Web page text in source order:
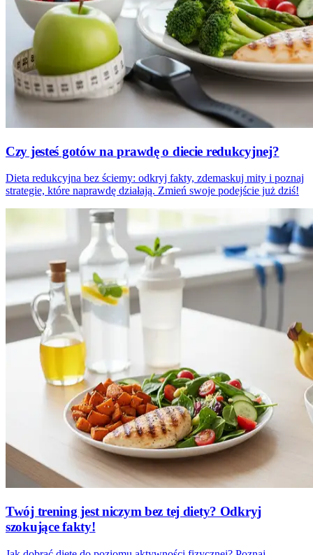
Czy jesteś gotów na prawdę o diecie redukcyjnej?
Dieta redukcyjna bez ściemy: odkryj fakty, zdemaskuj mity i poznaj
strategie, które naprawdę działają. Zmień swoje podejście już dziś!
Twój trening jest niczym bez tej diety? Odkryj
szokujące fakty!